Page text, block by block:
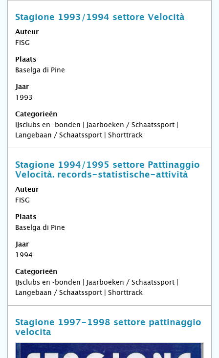
Stagione 1993/1994 settore Velocità
Auteur
FISG
Plaats
Baselga di Pine
Jaar
1993
Categorieën
IJsclubs en -bonden | Jaarboeken / Schaatssport |
Langebaan / Schaatssport | Shorttrack
Stagione 1994/1995 settore Pattinaggio
Velocità. records-statistische-attività
Auteur
FISG
Plaats
Baselga di Pine
Jaar
1994
Categorieën
IJsclubs en -bonden | Jaarboeken / Schaatssport |
Langebaan / Schaatssport | Shorttrack
Stagione 1997-1998 settore pattinaggio
velocita